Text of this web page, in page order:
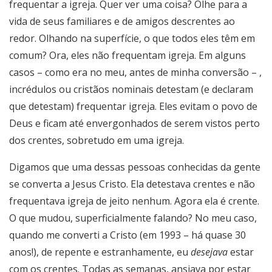
frequentar a igreja. Quer ver uma coisa? Olhe para a
vida de seus familiares e de amigos descrentes ao
redor. Olhando na superfície, o que todos eles têm em
comum? Ora, eles não frequentam igreja. Em alguns
casos – como era no meu, antes de minha conversão – ,
incrédulos ou cristãos nominais detestam (e declaram
que detestam) frequentar igreja. Eles evitam o povo de
Deus e ficam até envergonhados de serem vistos perto
dos crentes, sobretudo em uma igreja.
Digamos que uma dessas pessoas conhecidas da gente
se converta a Jesus Cristo. Ela detestava crentes e não
frequentava igreja de jeito nenhum. Agora ela é crente.
O que mudou, superficialmente falando? No meu caso,
quando me converti a Cristo (em 1993 – há quase 30
anos!), de repente e estranhamente, eu desejavaestar
com os crentes. Todas as semanas, ansiava por estar